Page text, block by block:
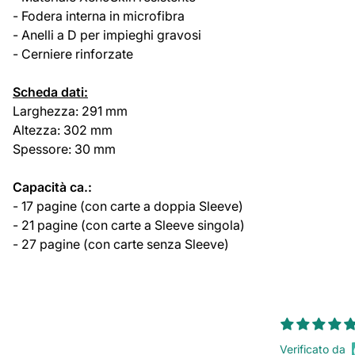
- Fodera interna in microfibra
- Anelli a D per impieghi gravosi
- Cerniere rinforzate
Scheda dati:
Larghezza: 291 mm
Altezza: 302 mm
Spessore: 30 mm
Capacità ca.:
- 17 pagine (con carte a doppia Sleeve)
- 21 pagine (con carte a Sleeve singola)
- 27 pagine (con carte senza Sleeve)
Verificato da